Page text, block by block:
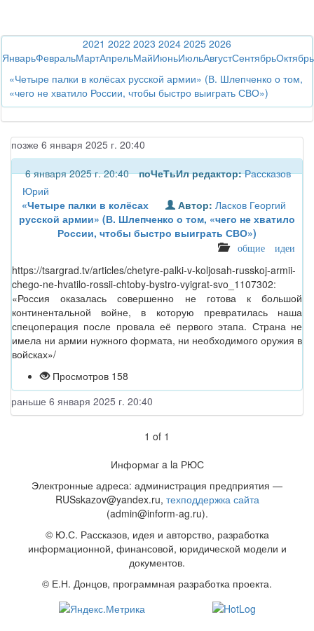
2021 2022 2023 2024 2025 2026
ЯнварьФевральМартАпрельМайИюньИюльАвгустСентябрьОктябрь
«Четыре палки в колёсах русской армии» (В. Шлепченко о том,
«чего не хватило России, чтобы быстро выиграть СВО»)
позже 6 января 2025 г. 20:40
6 января 2025 г. 20:40 поЧеТьИл редактор: Рассказов
Юрий
Автор: Ласков Георгий
«Четыре палки в колёсах
русской армии» (В. Шлепченко о том, «чего не хватило
России, чтобы быстро выиграть СВО»)
общие идеи
https://tsargrad.tv/articles/chetyre-palki-v-koljosah-russkoj-armii-
chego-ne-hvatilo-rossii-chtoby-bystro-vyigrat-svo_1107302:
«Россия оказалась совершенно не готова к большой
континентальной войне, в которую превратилась наша
спецоперация после провала её первого этапа. Страна не
имела ни армии нужного формата, ни необходимого оружия в
войсках»/
Просмотров 158
раньше 6 января 2025 г. 20:40
1 of 1
Информаг a la РЮС
Электронные адреса: администрация предприятия —
RUSskazov@yandex.ru, техподдержка сайта
(admin@inform-ag.ru).
© Ю.С. Рассказов, идея и авторство, разработка
информационной, финансовой, юридической модели и
документов.
© Е.Н. Донцов, программная разработка проекта.